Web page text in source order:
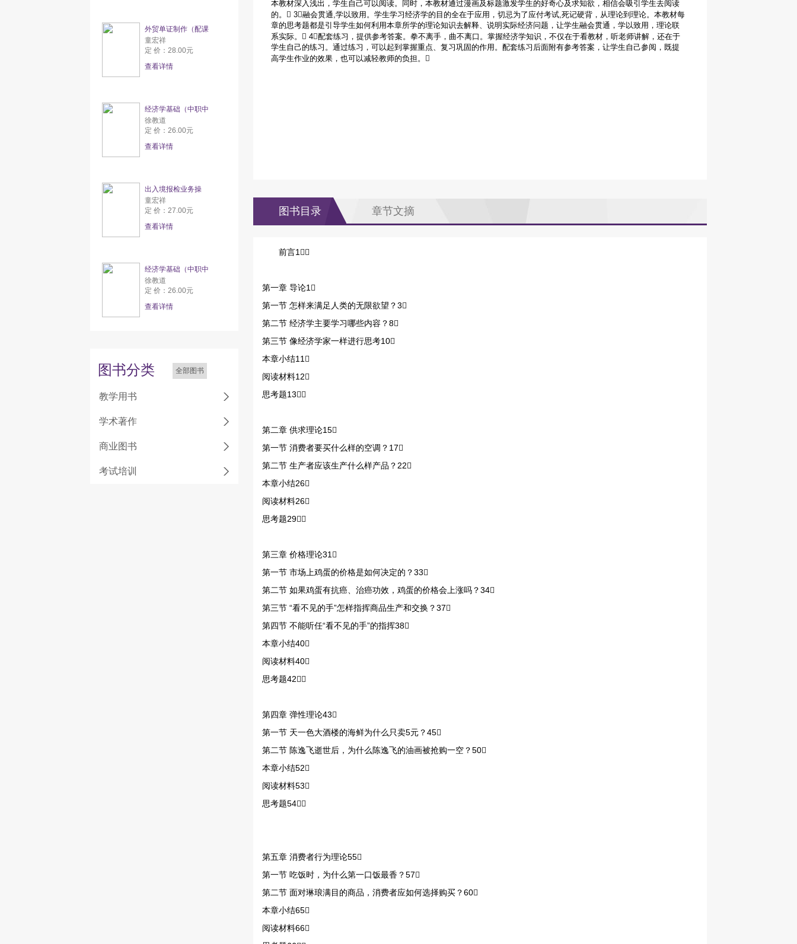
外贸单证制作（配课
童宏祥
定 价：28.00元
查看详情
经济学基础（中职中
徐教道
定 价：26.00元
查看详情
出入境报检业务操
童宏祥
定 价：27.00元
查看详情
经济学基础（中职中
徐教道
定 价：26.00元
查看详情
图书分类 全部图书
教学用书
学术著作
商业图书
考试培训
本教材深入浅出，学生自己可以阅读。同时，本教材通过漫画及标题激发学生的好奇心及求知欲，相信会吸引学生去阅读
的。 3融会贯通,学以致用。学生学习经济学的目的全在于应用，切忌为了应付考试,死记硬背，从理论到理论。本教材每
章的思考题都是引导学生如何利用本章所学的理论知识去解释、说明实际经济问题，让学生融会贯通，学以致用，理论联
系实际。 4配套练习，提供参考答案。拳不离手，曲不离口。掌握经济学知识，不仅在于看教材，听老师讲解，还在于
学生自己的练习。通过练习，可以起到掌握重点、复习巩固的作用。配套练习后面附有参考答案，让学生自己参阅，既提
高学生作业的效果，也可以减轻教师的负担。
图书目录 章节文摘
前言1
第一章 导论1
第一节 怎样来满足人类的无限欲望？3
第二节 经济学主要学习哪些内容？8
第三节 像经济学家一样进行思考10
本章小结11
阅读材料12
思考题13
第二章 供求理论15
第一节 消费者要买什么样的空调？17
第二节 生产者应该生产什么样产品？22
本章小结26
阅读材料26
思考题29
第三章 价格理论31
第一节 市场上鸡蛋的价格是如何决定的？33
第二节 如果鸡蛋有抗癌、治癌功效，鸡蛋的价格会上涨吗？34
第三节 “看不见的手”怎样指挥商品生产和交换？37
第四节 不能听任“看不见的手”的指挥38
本章小结40
阅读材料40
思考题42
第四章 弹性理论43
第一节 天一色大酒楼的海鲜为什么只卖5元？45
第二节 陈逸飞逝世后，为什么陈逸飞的油画被抢购一空？50
本章小结52
阅读材料53
思考题54
第五章 消费者行为理论55
第一节 吃饭时，为什么第一口饭最香？57
第二节 面对琳琅满目的商品，消费者应如何选择购买？60
本章小结65
阅读材料66